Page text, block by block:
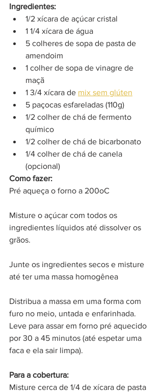
Ingredientes:
1/2 xícara de açúcar cristal
1 1/4 xícara de água
5 colheres de sopa de pasta de
amendoim
1 colher de sopa de vinagre de
maçã
1 3/4 xícara de mix sem glúten
5 paçocas esfareladas (110g)
1/2 colher de chá de fermento
químico
1/2 colher de chá de bicarbonato
1/4 colher de chá de canela
(opcional)
Como fazer:
Pré aqueça o forno a 200oC
Misture o açúcar com todos os
ingredientes líquidos até dissolver os
grãos.
Junte os ingredientes secos e misture
até ter uma massa homogênea
Distribua a massa em uma forma com
furo no meio, untada e enfarinhada.
Leve para assar em forno pré aquecido
por 30 a 45 minutos (até espetar uma
faca e ela sair limpa).
Para a cobertura:
Misture cerca de 1/4 de xícara de pasta